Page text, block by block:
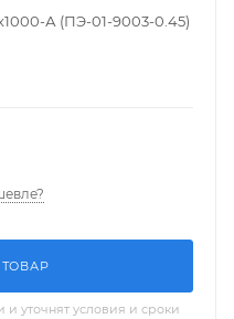
А (ПЭ-01-9003-0.45)
уточнят условия и сроки